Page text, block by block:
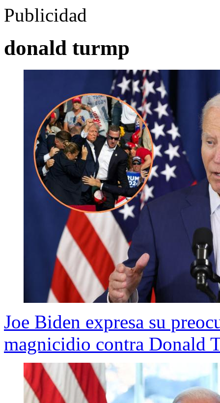
Publicidad
donald turmp
Joe Biden expresa su
magnicidio contra Donald